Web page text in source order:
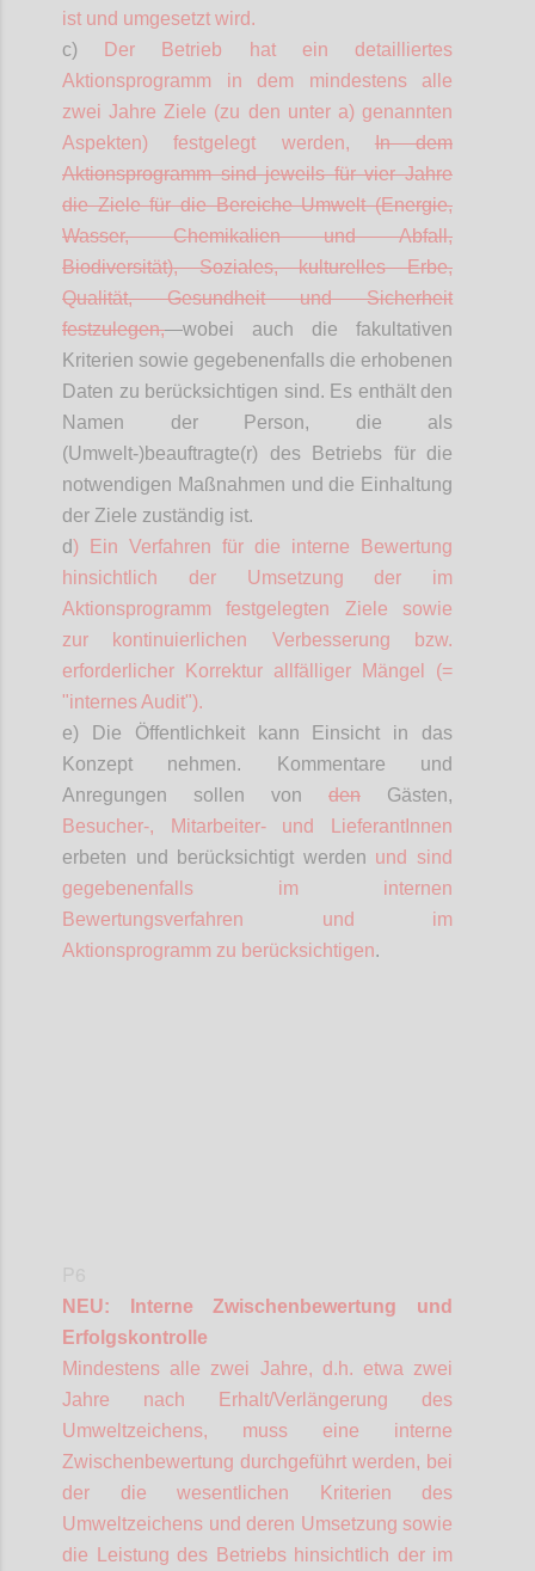
ist und umgesetzt wird.
c)
Der Betrieb hat ein
detailliertes
Aktionsprogramm in dem mindestens alle
zwei Jahre Ziele (zu den unter a) genannten
Aspekten) festgelegt werden, In dem
Aktionsprogramm sind jeweils für vier Jahre
die Ziele für die Bereiche Umwelt (Energie,
Wasser, Chemikalien und Abfall,
Biodiversität), Soziales, kulturelles Erbe,
Qualität, Gesundheit und Sicherheit
festzulegen,
wobei auch die fakultativen
Kriterien sowie gegebenenfalls die erhobenen
Daten zu berücksichtigen sind. Es enthält den
Namen der Person, die als
(Umwelt-)beauftragte(r) des Betriebs für die
notwendigen Maßnahmen und die Einhaltung
der Ziele zuständig ist.
d) Ein Verfahren für die interne Bewertung
hinsichtlich der Umsetzung der im
Aktionsprogramm festgelegten Ziele sowie
zur kontinuierlichen Verbesserung bzw.
erforderlicher Korrektur allfälliger Mängel (=
"internes Audit").
e) Die Öffentlichkeit kann Einsicht in das
Konzept nehmen. Kommentare und
Anregungen sollen von den Gästen,
Besucher-,
Mitarbeiter- und
LieferantInnen
erbeten und berücksichtigt werden und sind
gegebenenfalls im internen
Bewertungsverfahren und im
Aktionsprogramm zu berücksichtigen.
NEU: Interne Zwischenbewertung und
Erfolgskontrolle
Mindestens alle zwei Jahre, d.h. etwa zwei
Jahre nach Erhalt/Verlängerung des
Umweltzeichens, muss eine interne
Zwischenbewertung durchgeführt werden, bei
der die wesentlichen Kriterien des
Umweltzeichens und deren Umsetzung sowie
die Leistung des Betriebs hinsichtlich der im